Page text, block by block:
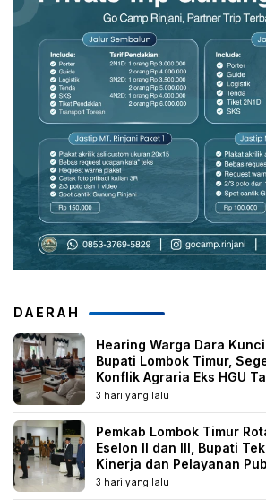
DAERAH
Hearing Warga Dara
Bupati Lombok Timur,
Konflik Agraria Eks HGU
3 hari yang lalu
Pemkab Lombok Timur
Eselon II dan III, Bupati
Kinerja dan Pelayanan
3 hari yang lalu